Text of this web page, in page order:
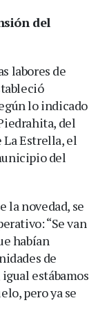
del
labores de
lo indicado
del
La Estrella, el
del
la novedad, se
“Se van
habían
de
estábamos
pero ya se